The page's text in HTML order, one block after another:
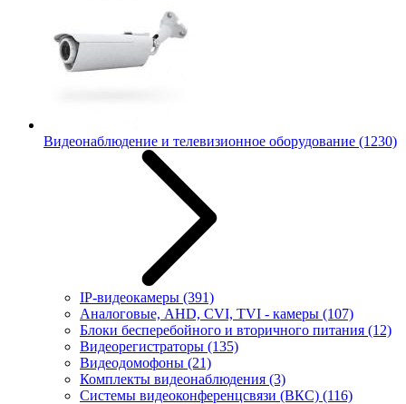
Видеонаблюдение и телевизионное оборудование (1230)
IP-видеокамеры (391)
Аналоговые, AHD, CVI, TVI - камеры (107)
Блоки бесперебойного и вторичного питания (12)
Видеорегистраторы (135)
Видеодомофоны (21)
Комплекты видеонаблюдения (3)
Системы видеоконференцсвязи (ВКС) (116)